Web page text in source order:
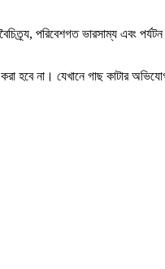
পরিবেশগত ভারসাম্য এবং
হবে না। যেখানে গাছ কাটার